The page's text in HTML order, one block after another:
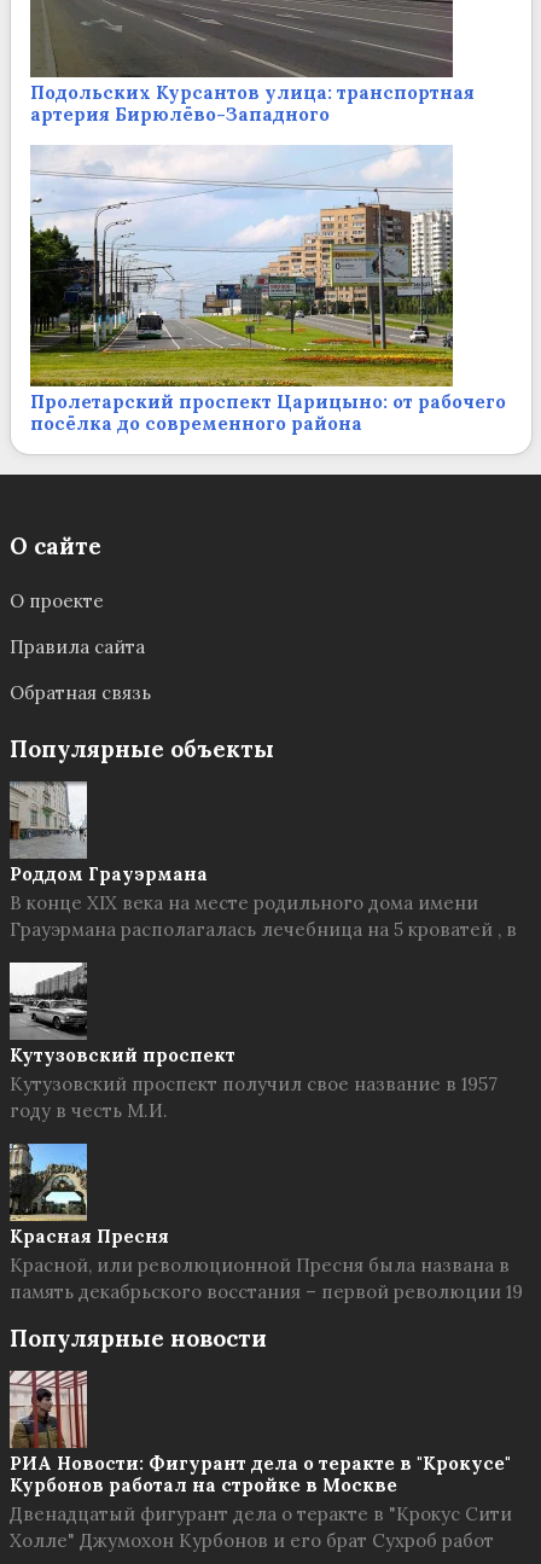
Подольских Курсантов улица: транспортная
артерия Бирюлёво-Западного
Пролетарский проспект Царицыно: от рабочего
посёлка до современного района
О сайте
О проекте
Правила сайта
Обратная связь
Популярные объекты
Роддом Грауэрмана
В конце XIX века на месте родильного дома имени
Грауэрмана располагалась лечебница на 5 кроватей , в
Кутузовский проспект
Кутузовский проспект получил свое название в 1957
году в честь М.И.
Красная Пресня
Красной, или революционной Пресня была названа в
память декабрьского восстания – первой революции 19
Популярные новости
РИА Новости: Фигурант дела о теракте в "Крокусе"
Курбонов работал на стройке в Москве
Двенадцатый фигурант дела о теракте в "Крокус Сити
Холле" Джумохон Курбонов и его брат Сухроб работ